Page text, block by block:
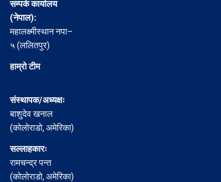
सम्पर्क कार्यालय
(नेपाल):
महालक्ष्मीस्थान नपा–
५ (ललितपुर)
हाम्रो टीम
संस्थापक/अध्यक्षः
बाशुदेव खनाल
(कोलोराडो, अमेरिका)
सल्लाहकारः
रामचन्द्र पन्त
(कोलोराडो, अमेरिका)